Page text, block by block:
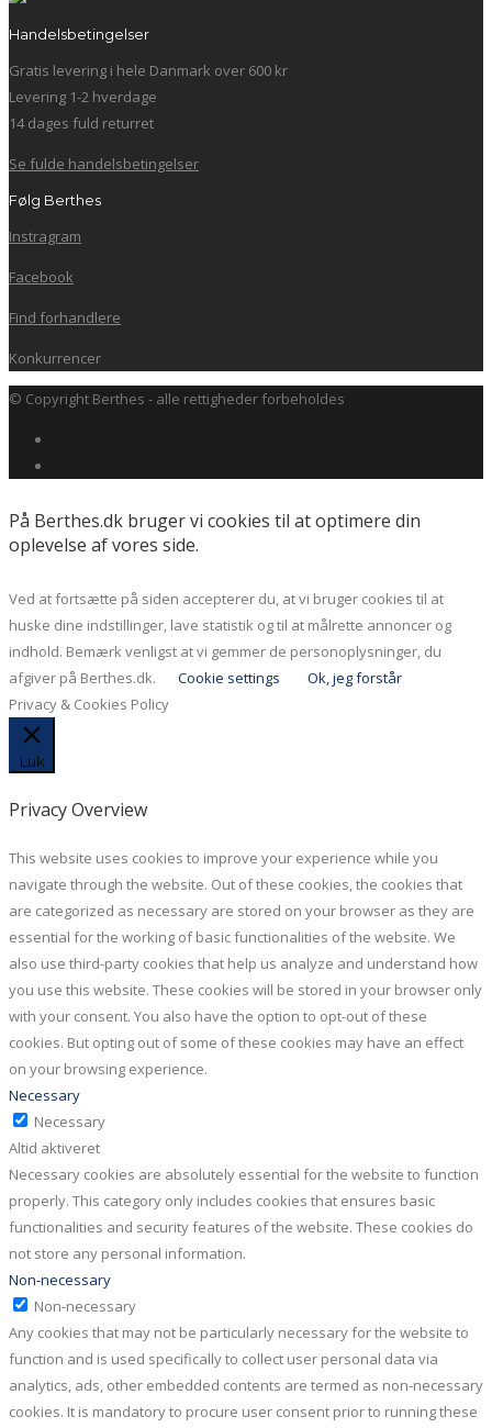
Handelsbetingelser
Gratis levering i hele Danmark over 600 kr
Levering 1-2 hverdage
14 dages fuld returret
Se fulde handelsbetingelser
Følg Berthes
Instragram
Facebook
Find forhandlere
Konkurrencer
© Copyright Berthes - alle rettigheder forbeholdes
På Berthes.dk bruger vi cookies til at optimere din
oplevelse af vores side.
Ved at fortsætte på siden accepterer du, at vi bruger cookies til at
huske dine indstillinger, lave statistik og til at målrette annoncer og
indhold. Bemærk venligst at vi gemmer de personoplysninger, du
afgiver på Berthes.dk.
Cookie settings
Ok, jeg forstår
Privacy & Cookies Policy
Luk
Privacy Overview
This website uses cookies to improve your experience while you
navigate through the website. Out of these cookies, the cookies that
are categorized as necessary are stored on your browser as they are
essential for the working of basic functionalities of the website. We
also use third-party cookies that help us analyze and understand how
you use this website. These cookies will be stored in your browser only
with your consent. You also have the option to opt-out of these
cookies. But opting out of some of these cookies may have an effect
on your browsing experience.
Necessary
Necessary
Altid aktiveret
Necessary cookies are absolutely essential for the website to function
properly. This category only includes cookies that ensures basic
functionalities and security features of the website. These cookies do
not store any personal information.
Non-necessary
Non-necessary
Any cookies that may not be particularly necessary for the website to
function and is used specifically to collect user personal data via
analytics, ads, other embedded contents are termed as non-necessary
cookies. It is mandatory to procure user consent prior to running these